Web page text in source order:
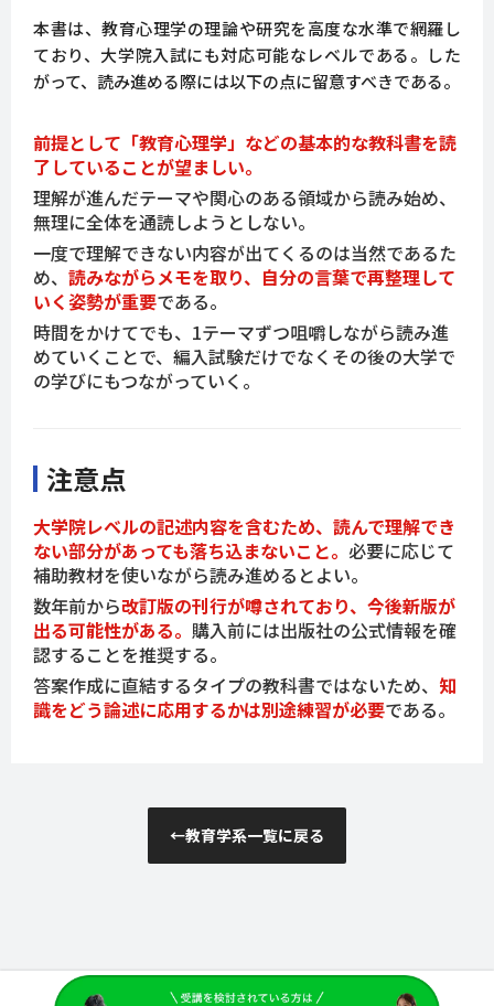
本書は、教育心理学の理論や研究を高度な水準で網羅し
ており、大学院入試にも対応可能なレベルである。した
がって、読み進める際には以下の点に留意すべきである。
前提として「教育心理学」などの基本的な教科書を読
了していることが望ましい。
理解が進んだテーマや関心のある領域から読み始め、
無理に全体を通読しようとしない。
一度で理解できない内容が出てくるのは当然であるた
め、 読みながらメモを取り、自分の言葉で再整理して
いく姿勢が重要である。
時間をかけてでも、1テーマずつ咀嚼しながら読み進
めていくことで、編入試験だけでなくその後の大学で
の学びにもつながっていく。
注意点
大学院レベルの記述内容を含むため、読んで理解でき
ない部分があっても落ち込まないこと。 必要に応じて
補助教材を使いながら読み進めるとよい。
数年前から改訂版の刊行が噂されており、今後新版が
出る可能性がある。 購入前には出版社の公式情報を確
認することを推奨する。
答案作成に直結するタイプの教科書ではないため、 知
識をどう論述に応用するかは別途練習が必要である。
←教育学系一覧に戻る